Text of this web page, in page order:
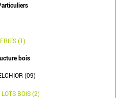
(1)
bois
(09)
BOIS (2)